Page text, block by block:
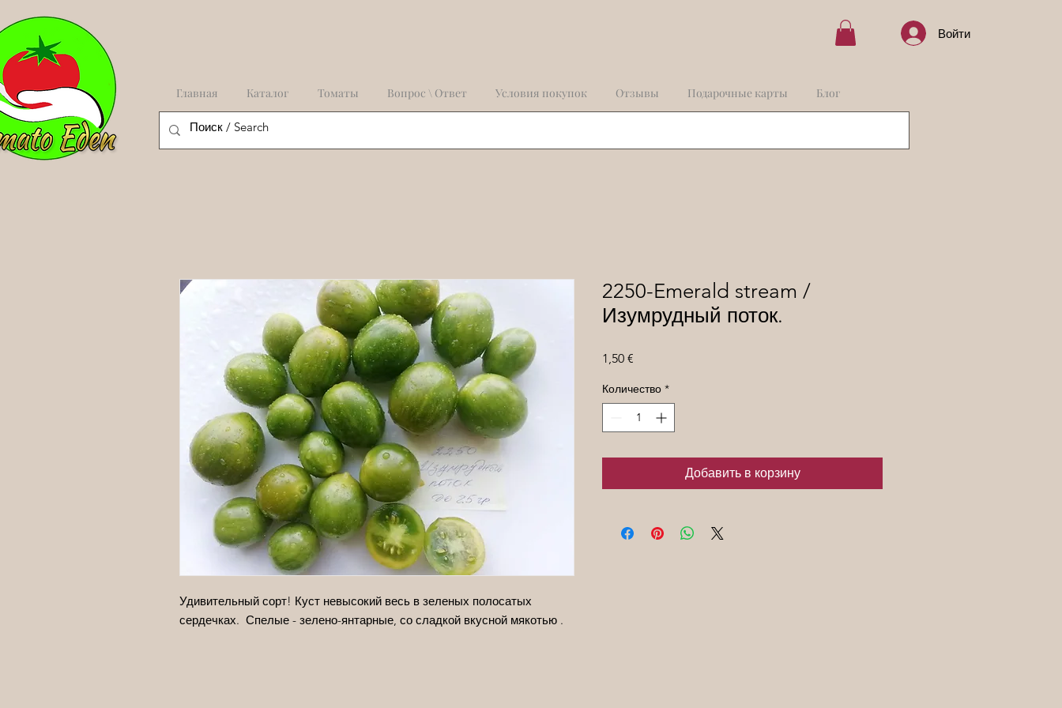
Войти
Главная Каталог Томаты Вопрос \ Ответ Условия покупок Отзывы Подарочные карты Блог
Удивительный сорт! Куст невысокий весь в зеленых полосатых
сердечках. Спелые - зелено-янтарные, со сладкой вкусной мякотью .
2250-Emerald stream /
Изумрудный поток.
1,50 €
Количество *
Добавить в корзину